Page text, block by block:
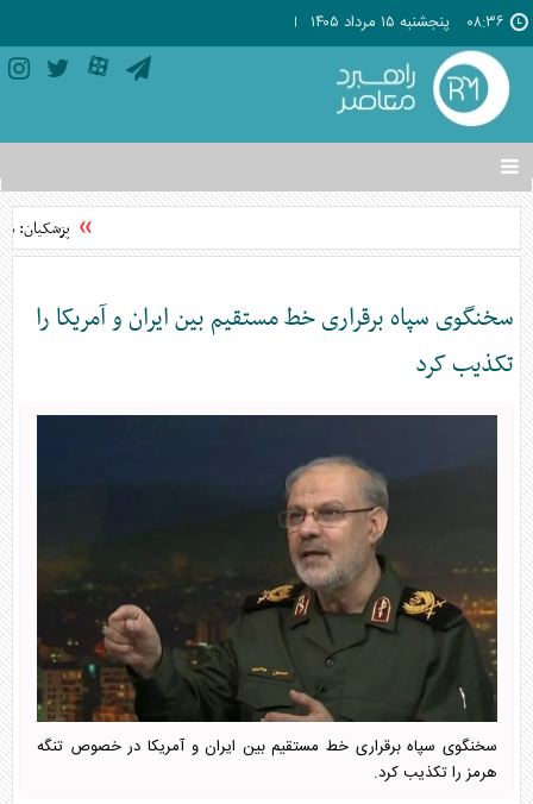
۰۸:۳۶ پنجشنبه ۱۵ مرداد ۱۴۰۵
تغییر
وضعیت
منوی
ها
پزشکیان:
سخنگوی سپاه برقراری خط مستقیم بین ایران و آمریکا را
تکذیب کرد
سخنگوی سپاه برقراری خط مستقیم بین ایران و آمریکا در خصوص تنگه
هرمز را تکذیب کرد.